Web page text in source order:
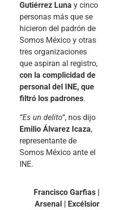
Gutiérrez Luna y cinco
personas más que se
hicieron del padrón de
Somos México y otras
tres organizaciones
que aspiran al registro,
con la complicidad de
personal del INE, que
filtró los padrones.
“Es un delito“, nos dijo
Emilio Álvarez Icaza,
representante de
Somos México ante el
INE.
Francisco Garfias |
Arsenal | Excélsior